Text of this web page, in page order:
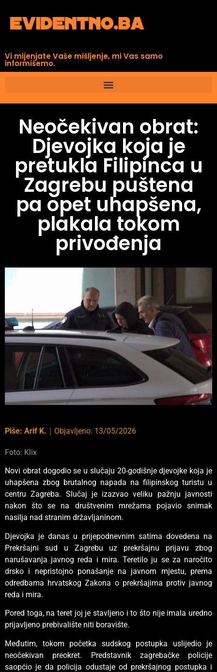
Vi mijenjate Vaše mišljenje, mi Vas samo
informišemo.
Neočekivan obrat:
Djevojka koja je
pretukla Filipinca u
Zagrebu puštena
pa opet uhapšena,
plakala tokom
privođenja
Piše: Arif K. ｜ Objavljeno: 13/05/2026
Foto: Klix
Novi obrat dogodio se u slučaju 20-godišnje djevojke koja je
uhapšena zbog brutalnog napada na filipinskog turistu u
centru Zagreba. Slučaj je izazvao veliku pažnju javnosti
nakon što se na društvenim mrežama pojavio snimak
nasilja nad stranim državljaninom.
Djevojka je danas u prijepodnevnim satima dovedena na
Prekršajni sud u Zagrebu uz prekršajnu prijavu zbog
narušavanja javnog reda i mira. Teretilo ju se za naročito
drsko i nepristojno ponašanje na javnom mjestu, prema
odredbama hrvatskog Zakona o prekršajima protiv javnog
reda i mira.
Pored toga, na teret joj je stavljeno i to što nije imala uredno
prijavljeno prebivalište niti boravište.
Međutim, tokom početka sudskog postupka uslijedio je
neočekivan preokret. Predstavnik zagrebačke policije
saopćio je da policija odustaje od prekršajnog postupka i